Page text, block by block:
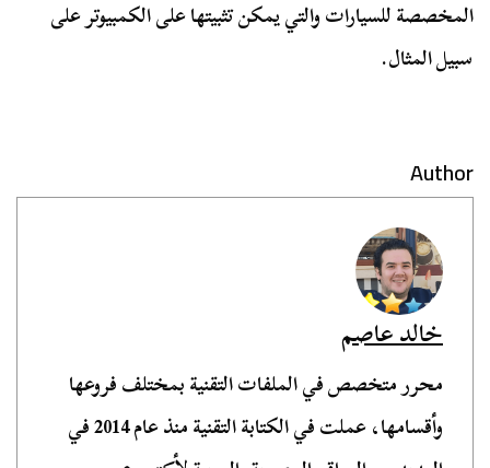
المخصصة للسيارات والتي يمكن تثبيتها على الكمبيوتر على
سبيل المثال.
Author
خالد عاصم
محرر متخصص في الملفات التقنية بمختلف فروعها
وأقسامها، عملت في الكتابة التقنية منذ عام 2014 في